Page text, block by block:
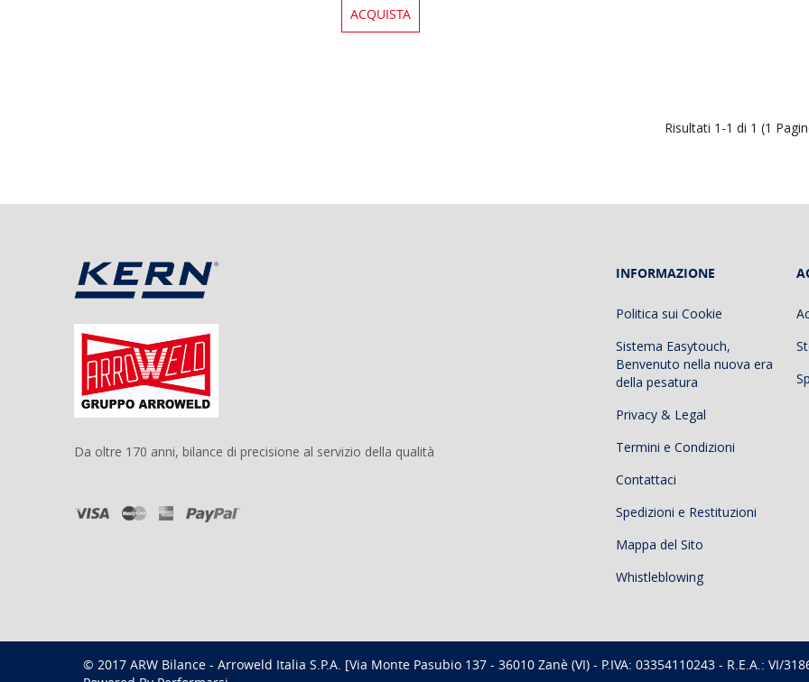
ACQUISTA
Risultati 1-1 di 1 (1
Da oltre 170 anni, bilance di precisione al servizio della qualità
INFORMAZIONE
Politica sui Cookie
Sistema Easytouch,
Benvenuto nella nuova era
della pesatura
Privacy & Legal
Termini e Condizioni
Contattaci
Spedizioni e Restituzioni
Mappa del Sito
Whistleblowing
© 2017 ARW Bilance - Arroweld Italia S.P.A. [Via Monte Pasubio 137 - 36010 Zanè (VI) - P.IVA: 03354110243 - R.E.A.: VI/